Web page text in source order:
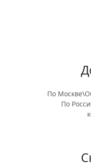
По
По